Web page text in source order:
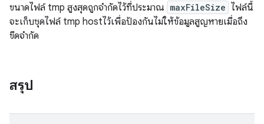
ขนาดไฟล์ tmp สูงสุดถูกจำกัดไว้ที่ประมาณ maxFileSize ไฟล์นี้
จะเก็บชุดไฟล์ tmp hostไว้เพื่อป้องกันไม่ให้ข้อมูลสูญหายเมื่อถึง
ขีดจำกัด
สรุป